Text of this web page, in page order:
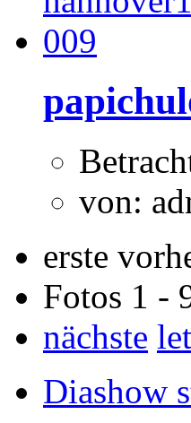
von:
erste
Fotos 1 -
nächste
Diashow